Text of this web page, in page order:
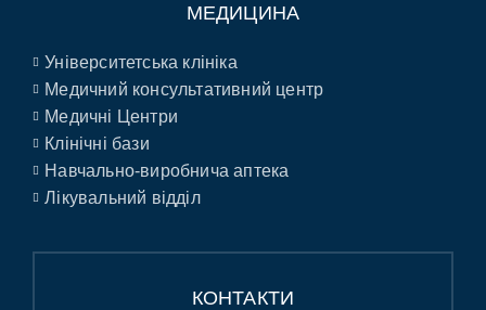
МЕДИЦИНА
Університетська клініка
Медичний консультативний центр
Медичні Центри
Клінічні бази
Навчально-виробнича аптека
Лікувальний відділ
КОНТАКТИ